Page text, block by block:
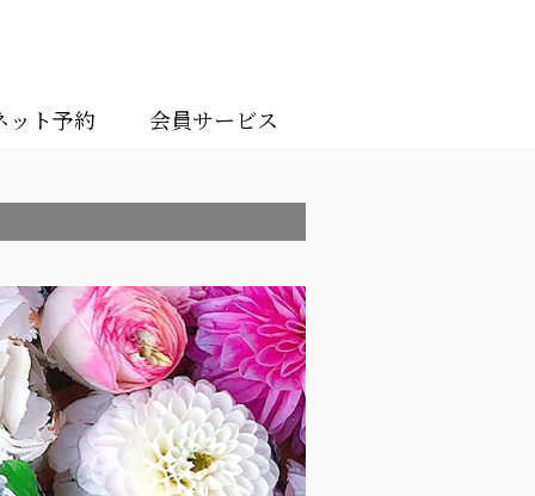
ット予約 会員サービス